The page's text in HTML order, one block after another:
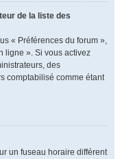
de la liste des
« Préférences du forum »,
ligne ». Si vous activez
des
comptabilisé comme étant
un fuseau horaire différent